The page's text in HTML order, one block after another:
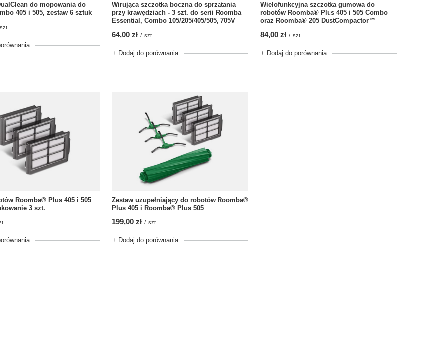
do mopowania do
405 i 505, zestaw 6 sztuk
szt.
Wirująca szczotka boczna do sprzątania
przy krawędziach - 3 szt. do serii Roomba
Essential, Combo 105/205/405/505, 705V
64,00 zł / szt.
+ Dodaj do porównania
Wielofunkcyjna szczotka gumowa do
robotów Roomba® Plus 405 i 505 Combo
oraz Roomba® 205 DustCompactor™
84,00 zł / szt.
+ Dodaj do porównania
Roomba® Plus 405 i 505
3 szt.
Zestaw uzupełniający do robotów Roomba®
Plus 405 i Roomba® Plus 505
199,00 zł / szt.
+ Dodaj do porównania